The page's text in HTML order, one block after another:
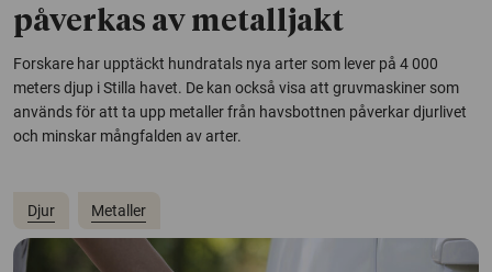
påverkas av metalljakt
Forskare har upptäckt hundratals nya arter som lever på 4 000
meters djup i Stilla havet. De kan också visa att gruvmaskiner som
används för att ta upp metaller från havsbottnen påverkar djurlivet
och minskar mångfalden av arter.
Djur Metaller